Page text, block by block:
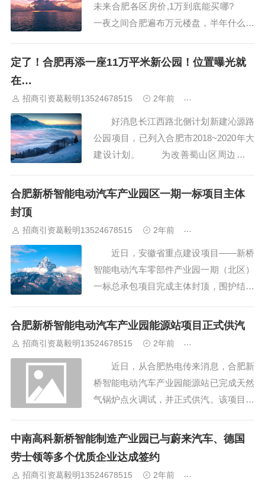
未来合肥各区房价,1万到底能买哪?
一夜之间合肥遍布万元楼盘，半年什么事
三十万)!如今，合肥市区在售住宅楼盘售
定了！合肥再添一座11万平米新公园！位置曝光就
在…
招商引资葛毅明13524678515 2年前
好消息长江西路北侧计划新建沁源路
公园项目，已列入合肥市2018~2020年大
建设计划。 为改善蜀山区周边居民
流、健身、休闲等需求，合肥市发改委原
合肥新桥智能电动汽车产业园区一期一标项目主体
封顶
招商引资葛毅明13524678515 2年前
近日，安徽省重点建设项目——新桥
智能电动汽车零部件产业园一期（北区）
一标总承包项目完成主体封顶，围护结构
进。 由中建八局承建的新桥智能电
模块，项目占地面积262亩，总...
合肥新桥智能电动汽车产业园能源站项目正式供汽
招商引资葛毅明13524678515 2年前
近日，从合肥热电传来消息，合肥新
桥智能电动汽车产业园能源站已完成天然
气锅炉点火调试，并正式供汽。该项目是
承建的又一座分布式能源站，能源站采用
地源热泵、空气源热泵、电制冷、蓄冷蓄
热、天然气锅炉等多能互补方式，具有低
碳节能、绿色环保、安全可靠等突出优
中南高科新桥智能制造产业园已与蔚来汽车、德国
劳士领等多个优质企业达成签约
招商引资葛毅明13524678515 2年前